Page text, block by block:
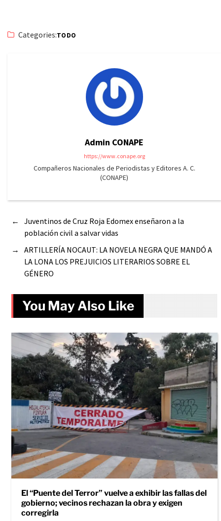
Categories:TODO
Admin CONAPE
https://www.conape.org
Compañeros Nacionales de Periodistas y Editores A. C.
(CONAPE)
←
Juventinos de Cruz Roja Edomex enseñaron a la
población civil a salvar vidas
→
ARTILLERÍA NOCAUT: LA NOVELA NEGRA QUE MANDÓ A
LA LONA LOS PREJUICIOS LITERARIOS SOBRE EL
GÉNERO
You May Also Like
El “Puente del Terror” vuelve a exhibir las fallas del
gobierno; vecinos rechazan la obra y exigen
corregirla